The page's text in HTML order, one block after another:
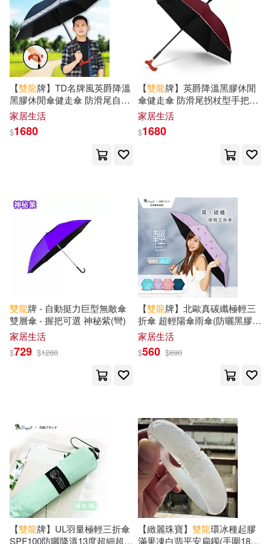
【雙龍牌】TD名牌風英爵降溫
黑膠休閒傘健走傘 防滑尾自動
直傘(抗UV拐杖型手把晴雨傘
A6368P) 海軍藍
家居生活
$1680
【雙龍牌】英爵降溫黑膠休閒
傘健走傘 防滑尾拐杖型手把自
動直傘抗UV晴雨傘A6368K 良
品紅
家居生活
$1680
雙龍牌 - 自動挺力巨型無敵傘
雙層傘 - 握把可選 神秘紫(彎)
家居生活
$729 $1280
【雙龍牌】北歐真碳纖極輕三
折傘 超輕陽傘雨傘(防曬黑膠傘
輕量羽毛傘防風傘B8034B) 藤
花紫
家居生活
$560 $690
【雙龍牌】UL羽量極輕三折傘
SPF100防曬降溫13度超細超輕
【緻麗珠寶】 雙龍環冰種起膠
滿果凍白翡平安扁鐲(手圍18.5-